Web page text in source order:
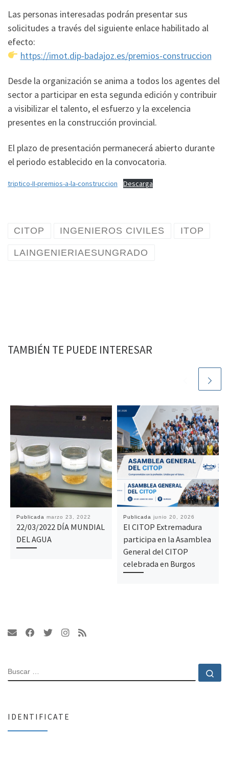
Las personas interesadas podrán presentar sus
solicitudes a través del siguiente enlace habilitado al
efecto:
https://imot.dip-badajoz.es/premios-construccion
Desde la organización se anima a todos los agentes del
sector a participar en esta segunda edición y contribuir
a visibilizar el talento, el esfuerzo y la excelencia
presentes en la construcción provincial.
El plazo de presentación permanecerá abierto durante
el periodo establecido en la convocatoria.
triptico-II-premios-a-la-construccion Descarga
CITOP INGENIEROS CIVILES ITOP
LAINGENIERIAESUNGRADO
TAMBIÉN TE PUEDE INTERESAR
Publicada marzo 23, 2022
22/03/2022 DÍA MUNDIAL
DEL AGUA
Publicada junio 20, 2026
El CITOP Extremadura
participa en la Asamblea
General del CITOP
celebrada en Burgos
BUSCAR
IDENTIFICATE